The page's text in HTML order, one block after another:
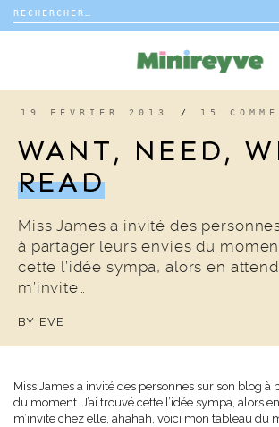
Rechercher :
VIE DE FAMILLE
DÉCO
COUP DE COEUR
19 FÉVRIER 2013 / 15
WANT, NEED,
READ
Miss James a invité des
à partager leurs envies du
cette l’idée sympa, alors en
m’invite…
BY EVE
Miss James a invité des personnes sur son blog à
du moment. J’ai trouvé cette l’idée sympa, alors
m’invite chez elle, ahahah, voici mon tableau du